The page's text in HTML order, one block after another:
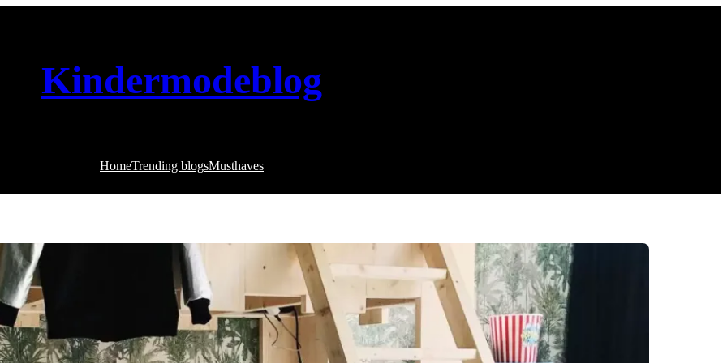
Kindermodeblog
HomeTrending blogsMusthaves